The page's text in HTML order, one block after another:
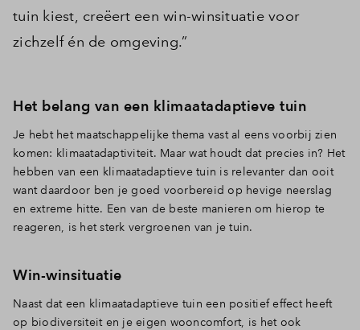
tuin kiest, creëert een win-winsituatie voor
zichzelf én de omgeving.”
Het belang van een klimaatadaptieve tuin
Je hebt het maatschappelijke thema vast al eens voorbij zien
komen: klimaatadaptiviteit. Maar wat houdt dat precies in? Het
hebben van een klimaatadaptieve tuin is relevanter dan ooit
want daardoor ben je goed voorbereid op hevige neerslag
en extreme hitte. Een van de beste manieren om hierop te
reageren, is het sterk vergroenen van je tuin.
Win-winsituatie
Naast dat een klimaatadaptieve tuin een positief effect heeft
op biodiversiteit en je eigen wooncomfort, is het ook